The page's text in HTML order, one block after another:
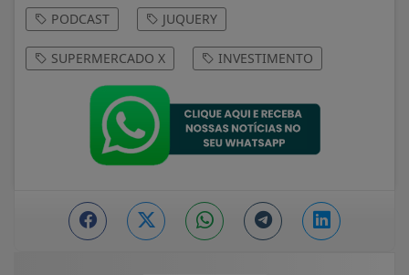
PODCAST JUQUERY
SUPERMERCADO X INVESTIMENTO